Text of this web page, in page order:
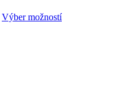
Výber možností